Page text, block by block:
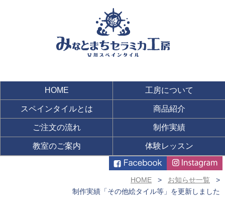
HOME 工房について
スペインタイルとは 商品紹介
ご注文の流れ 制作実績
教室のご案内 体験レッスン
HOME
お知らせ一覧
制作実績「その他絵タイル等」を更新しました